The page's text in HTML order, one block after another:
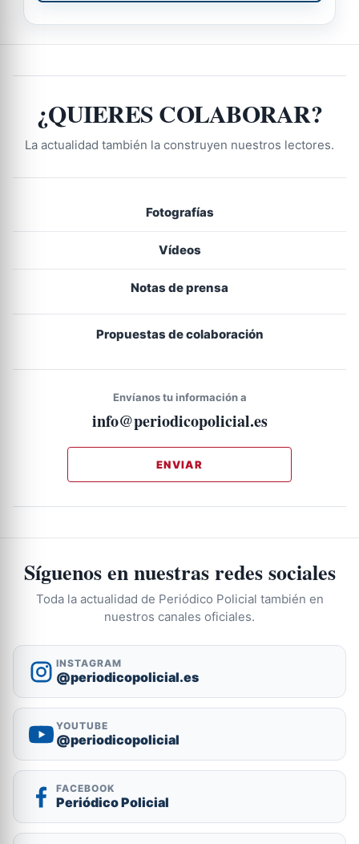
¿QUIERES COLABORAR?
La actualidad también la construyen nuestros lectores.
Fotografías
Vídeos
Notas de prensa
Propuestas de colaboración
Envíanos tu información a
info@periodicopolicial.es
ENVIAR
Síguenos en nuestras redes sociales
Toda la actualidad de Periódico Policial también en
nuestros canales oficiales.
INSTAGRAM
@periodicopolicial.es
YOUTUBE
@periodicopolicial
FACEBOOK
Periódico Policial